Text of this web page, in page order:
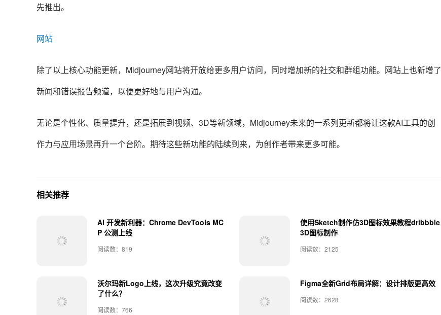
先推出。
网站
除了以上核心功能更新，Midjourney网站将开放给更多用户访问，同时增加新的社交和群组功能。网站上也新增了
新闻和错误报告频道，以便更好地与用户沟通。
无论是个性化、质量提升，还是拓展到视频、3D等新领域，Midjourney未来的一系列更新都将让这款AI工具的创
作力与应用场景再升一个台阶。期待这些新功能的陆续到来，为创作者带来更多可能。
相关推荐
AI 开发新利器：Chrome DevTools MC
P 公测上线
阅读数：819
使用Sketch制作仿3D图标效果教程dribbble
3D图标制作
阅读数：2125
沃尔玛新Logo上线，这次升级究竟改变
了什么？
阅读数：766
Figma全新Grid布局详解：设计排版更高效
阅读数：2628